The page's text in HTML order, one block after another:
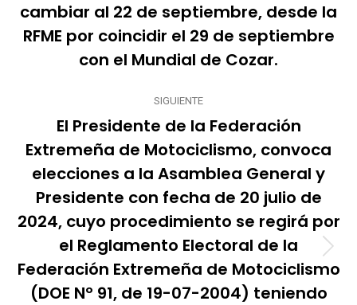
anterior:
cambiar al 22 de septiembre, desde la
RFME por coincidir el 29 de septiembre
con el Mundial de Cozar.
SIGUIENTE
Publicación
siguiente:
El Presidente de la Federación
Extremeña de Motociclismo, convoca
elecciones a la Asamblea General y
Presidente con fecha de 20 julio de
2024, cuyo procedimiento se regirá por
el Reglamento Electoral de la
Federación Extremeña de Motociclismo
(DOE Nº 91, de 19-07-2004) teniendo